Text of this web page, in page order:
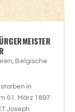
Belgische
in
01. März 1897
Joseph